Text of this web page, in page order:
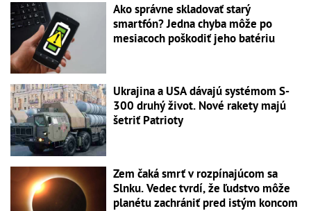
Ako správne skladovať starý
smartfón? Jedna chyba môže po
mesiacoch poškodiť jeho batériu
Ukrajina a USA dávajú systémom S-
300 druhý život. Nové rakety majú
šetriť Patrioty
Zem čaká smrť v rozpínajúcom sa
Slnku. Vedec tvrdí, že ľudstvo môže
planétu zachrániť pred istým koncom